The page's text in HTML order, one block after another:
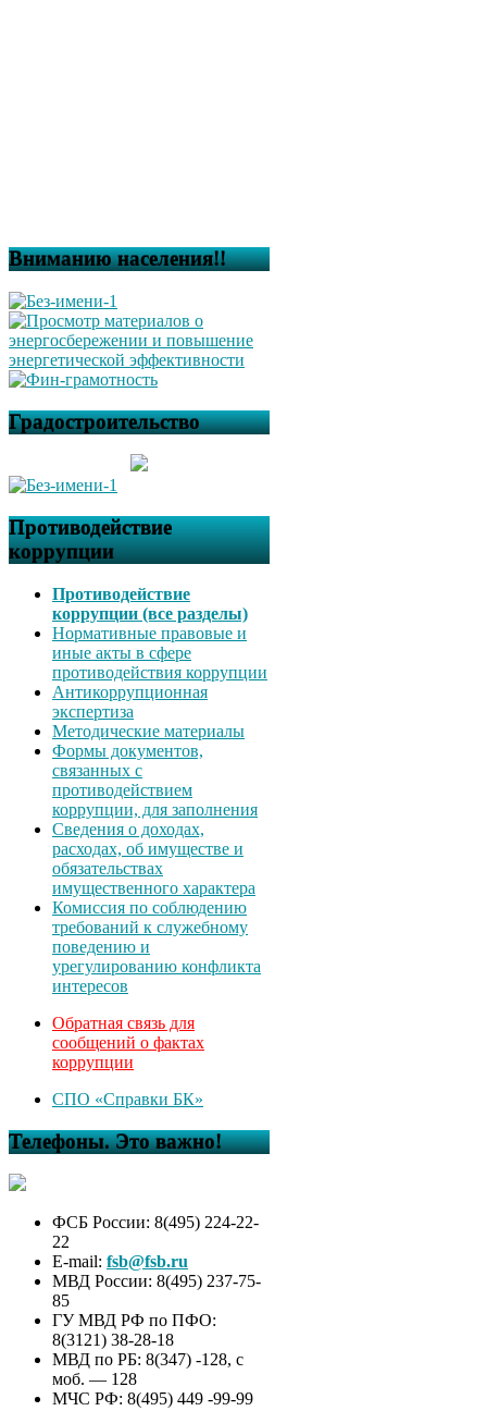
Вниманию населения!!
Градостроительство
Противодействие
коррупции
Противодействие
коррупции (все разделы)
Нормативные правовые и
иные акты в сфере
противодействия коррупции
Антикоррупционная
экспертиза
Методические материалы
Формы документов,
связанных с
противодействием
коррупции, для заполнения
Сведения о доходах,
расходах, об имуществе и
обязательствах
имущественного характера
Комиссия по соблюдению
требований к служебному
поведению и
урегулированию конфликта
интересов
Обратная связь для
сообщений о фактах
коррупции
СПО «Справки БК»
Телефоны. Это важно!
ФСБ России: 8(495) 224-22-
22
E-mail: fsb@fsb.ru
МВД России: 8(495) 237-75-
85
ГУ МВД РФ по ПФО:
8(3121) 38-28-18
МВД по РБ: 8(347) -128, с
моб. — 128
МЧС РФ: 8(495) 449 -99-99